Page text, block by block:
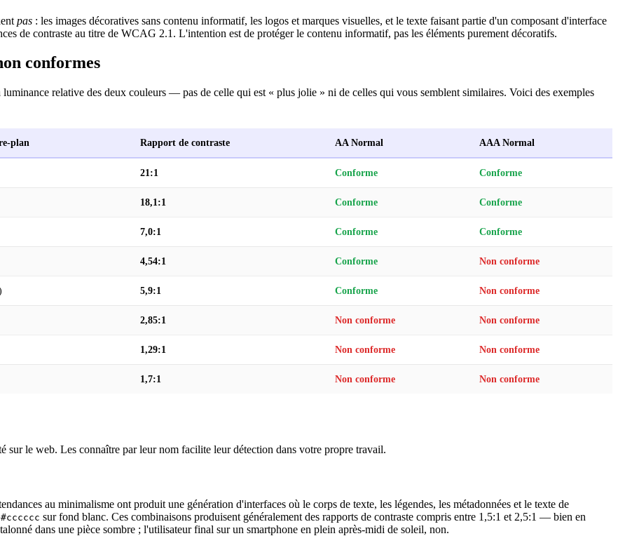
pas : les images décoratives sans contenu informatif, les logos et marques visuelles, et le texte faisant partie d'un composant d'interface
de contraste au titre de WCAG 2.1. L'intention est de protéger le contenu informatif, pas les éléments purement décoratifs.
conformes
relative des deux couleurs — pas de celle qui est « plus jolie » ni de celles qui vous semblent similaires. Voici des exemples
plan Rapport de contraste AA Normal AAA Normal
21:1 Conforme Conforme
18,1:1 Conforme Conforme
7,0:1 Conforme Conforme
4,54:1 Conforme Non conforme
5,9:1 Conforme Non conforme
2,85:1 Non conforme Non conforme
1,29:1 Non conforme Non conforme
1,7:1 Non conforme Non conforme
sur le web. Les connaître par leur nom facilite leur détection dans votre propre travail.
au minimalisme ont produit une génération d'interfaces où le corps de texte, les légendes, les métadonnées et le texte de
#cccccc sur fond blanc. Ces combinaisons produisent généralement des rapports de contraste compris entre 1,5:1 et 2,5:1 — bien en
dans une pièce sombre ; l'utilisateur final sur un smartphone en plein après-midi de soleil, non.